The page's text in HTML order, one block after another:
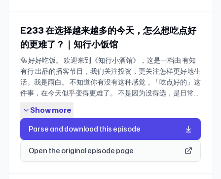
一美元出售——因为持有成本（税费、维修）远高于房价本
都随市场波动的资产。 31:08 斜率：增长速度的快慢。斜率
越高，增长越快。 31:27 401K 计划：美国的退休储蓄制
31:33 IRA 账户：美国个人退休储蓄账户，与雇主无关，由
个人自行开设。同样可投资股票基金、享受税收优惠，退休
后取用。相比 401K 更灵活，但没有公司配供。 34:20 资产
配置与职业的互补：你的职业和收入本身就是一种资产配
置。 * 比如：公务员收入稳定，相当于持有一份「债券」——
工资每月稳定到账，相对不随市场波动。如果投资上再全部
配置债券或存款，整体容易偏保守，反而配置一些相对弹性
大的资产来平衡整体的风险和收益。 * 相反：大厂员工，收
入随着科技产业周期起伏，现金流本身容易受到外界干扰而
产生波动，投资上配置得更稳健时，可以综合整体风险。
44:20 V 型反转：资产价格急跌后迅速回升，走势呈「V」
能夹住越多 * 如何做到知行合一？要素三：活用「争地策
要点是：赶走敌人，抢占争地 🤺 42:10「奖赏桶」概念：睡
前狂刷手机、总是忍不住点奶茶...可能是你的奖赏桶没填满
该如何运用以上要素改善呢？ 58:06 如果学投资要读一米高
的书，治愈原生家庭创伤得读两米 📖 * 成功的人生需要具备
什么？先排除自律 67:35 世俗成功的最大决定因素是时间管
理？我不认同 69:46 快速试错：成功需要好运，好运属于那
些遇到坏运气也愿意重新来过的人 78:01 时间管理小技巧：
像记账那样记录你花费的时间 🕙 84:06 自律是不存在的，
所有方法都是为了让我们活得比以前更轻松 * 每个人都会长
成自己要长成的样子，请耐心等待沙聚成塔、春天到来
86:18 我不追求成功，只追求快乐和有意义的生活 90:58 自
由生长还是细致规划？都可以，生活没有标准答案 98:22 社
群支持：让前述所有方法都效力翻倍的终极要素 👭🏻👬🏻
理财？ 16:16 为什么孟岩说，大部分人都不应该学「投资第
般武艺」，但了解一遍还挺有必要的？ 第二部分 如何自恰
地生活 28:28 卷也卷不动，躺又躺不平......你也会有这样的
感受吗？当我们在说内耗的「痛苦」，我们是在说「痛」还
是「苦」？ 30:19 孟岩实践多年的「每天三件事」方法，也
许能够帮你放松 34:21 像大卫翁一样把自己放进新的环境，
焦虑会随着具体的问题、新鲜的事物而消散 36:38 从理性的
角度看，我们感受到的「苦」来自哪里？理解了原理之后，
你也许不必去新的地方，也能从日常中看到全新的东西并为
之喜悦 尾声 44:27 祝你在填满「知识的空隙」的过程中，
发现喜悦！（*编注：「知识的空隙」这个例子真不错：所
谓知识的空隙就是，孟岩和张奔斗老师一起看网球，但孟岩
的分辨率是 480P，奔斗老师的分辨率是 4K 🤣） 🏹 猜你想
看 📕 投资第一课 点击「投资第一课」即可阅读孟岩和大卫
翁提到的好课程，也可以在 bilibili、新浪微博 观看视频版。
成“好听的废话”。 更麻烦的是，这个主题对嘉宾的要求也特
别高。TA 得在自己的领域走得够远，有真实的经验，还不
能靠「教别人赚钱」来赚钱。 没想到，云帆老师居然接下了
这个挑战，还很认真地写了一份大纲。 在这期节目的开头，
我们先聊清楚一个前提——我们说的「赚钱」，不是暴富，
也不是财务自由，而是：怎么比平均多赚一点。听上去不
高，但要长期做到「比平均好一点」，其实挺考验判断力和
努力不一定能赚到钱，以及，普通人要怎么找到那件，世界
真的愿意为之付钱的事。 和前两次相比，这期我们聊天的节
奏更慢一点，也更贴近生活。我们没有万能答案，但希望这
期能给你提供一些新的视角，帮你换个角度，再去理解「赚
钱」这件事。 🔗 官方地址 如果你所使用的客户端显示不
E233 在选择越来越多的今天，怎么想吃点好
的更难了？｜知行小饭馆
🥯 好好吃饭。 欢迎来到《知行小酒馆》，这是一档由 有知
有行 出品的播客节目，我们关注投资，更关注怎样更好地生
活。我是雨白。 不知道你有没有这种感觉，「吃点好的」这
件事，在今天似乎变得更难了。 不是因为没得选，是日常吃
推荐的餐厅一直在更新，但吃来吃去，总觉得差不多。 我在
小红书看到过一条吐槽，说「现在点外卖有一种不点不死
心，点了想死的心都有的感觉」。而如果你打算认真去吃一
顿好的，比如专门排队去吃那些在社交媒体上刷到的新店，
或者那些很好看的漂亮饭，吃完的感觉往往也是——好像也
Show more
Parse and download this episode
Open the original episode page